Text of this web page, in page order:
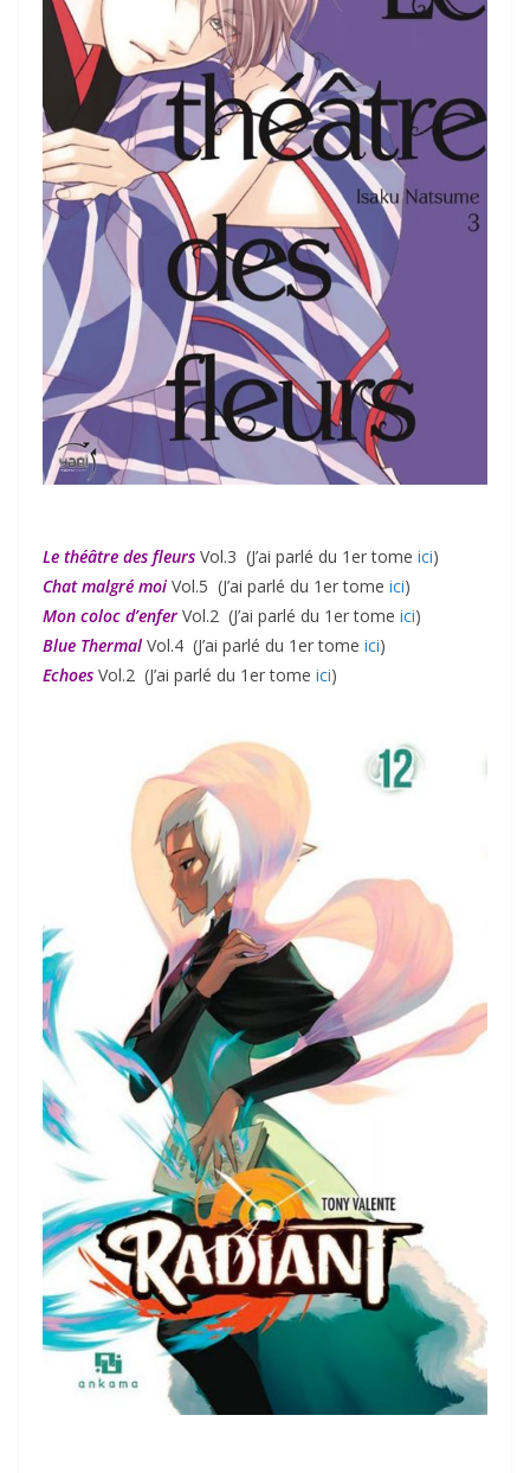
Le théâtre des fleurs Vol.3 (J’ai parlé du 1er tome ici)
Chat malgré moi Vol.5 (J’ai parlé du 1er tome ici)
Mon coloc d’enfer Vol.2 (J’ai parlé du 1er tome ici)
Blue Thermal Vol.4 (J’ai parlé du 1er tome ici)
Echoes Vol.2 (J’ai parlé du 1er tome ici)